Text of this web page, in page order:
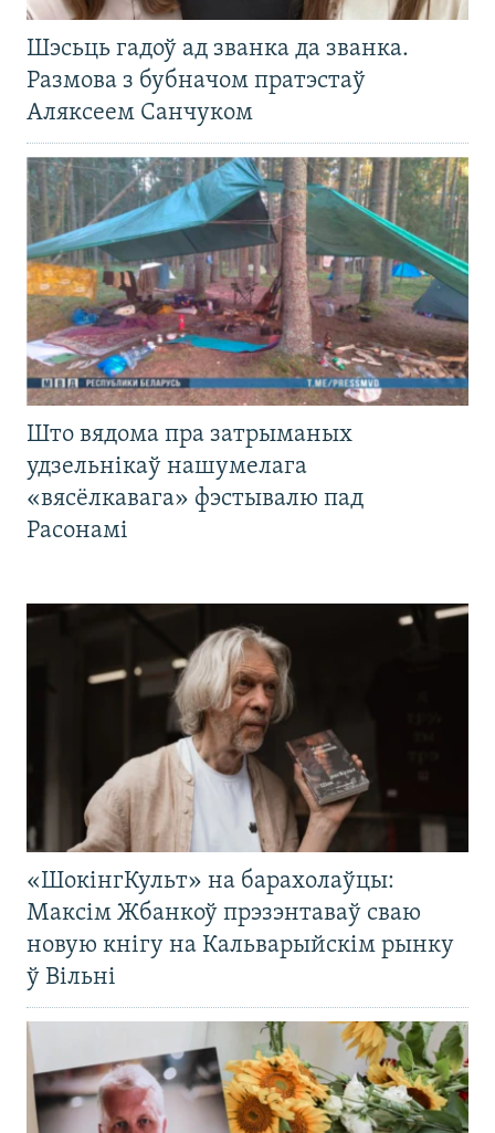
Шэсьць гадоў ад званка да званка.
Размова з бубначом пратэстаў
Аляксеем Санчуком
Што вядома пра затрыманых
удзельнікаў нашумелага
«вясёлкавага» фэстывалю пад
Расонамі
«ШокінгКульт» на барахолаўцы:
Максім Жбанкоў прэзэнтаваў сваю
новую кнігу на Кальварыйскім рынку
ў Вільні